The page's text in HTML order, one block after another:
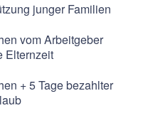
junger Familien
vom Arbeitgeber
Elternzeit
+ 5 Tage bezahlter